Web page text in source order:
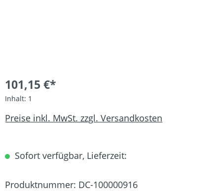
101,15 €*
Inhalt: 1
Preise inkl. MwSt. zzgl. Versandkosten
Sofort verfügbar, Lieferzeit:
Produktnummer: DC-100000916